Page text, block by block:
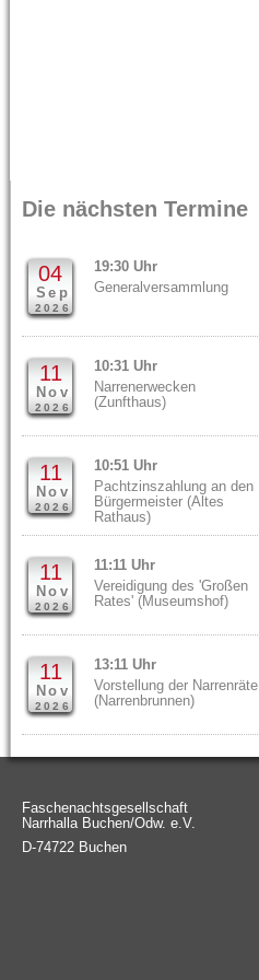
Die nächsten Termine
04
Sep
2026
19:30 Uhr
Generalversammlung
11
Nov
2026
10:31 Uhr
Narrenerwecken
(Zunfthaus)
11
Nov
2026
10:51 Uhr
Pachtzinszahlung an den
Bürgermeister (Altes
Rathaus)
11
Nov
2026
11:11 Uhr
Vereidigung des 'Großen
Rates' (Museumshof)
11
Nov
2026
13:11 Uhr
Vorstellung der Narrenräte
(Narrenbrunnen)
Faschenachtsgesellschaft
Narrhalla Buchen/Odw. e.V.
D-74722 Buchen